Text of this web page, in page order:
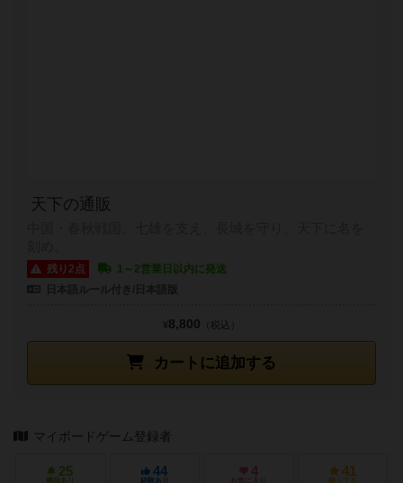
天下の通販
残り2点
1～2営業日以内に発送
カートに追加する
¥8,800 （税込）
マイボードゲーム登録者
25
興味あり
44
経験あり
4
お気に入り
41
持ってる